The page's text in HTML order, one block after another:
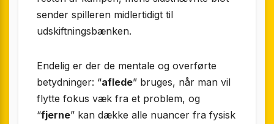
sender spilleren midlertidigt til
udskiftningsbænken.
Endelig er der de mentale og overførte
betydninger: “aflede” bruges, når man vil
flytte fokus væk fra et problem, og
“fjerne” kan dække alle nuancer fra fysisk